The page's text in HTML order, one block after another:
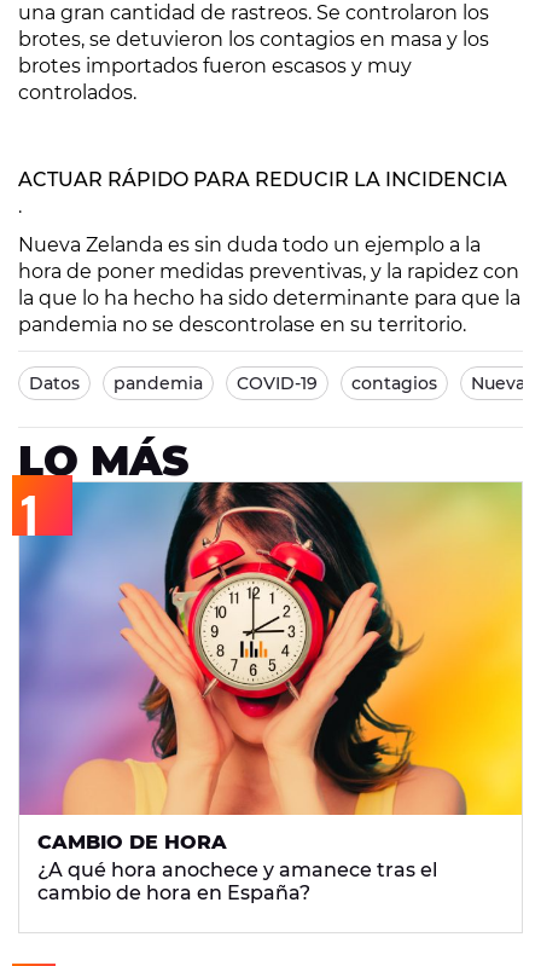
una gran cantidad de rastreos. Se controlaron los
brotes, se detuvieron los contagios en masa y los
brotes importados fueron escasos y muy
controlados.
ACTUAR RÁPIDO PARA REDUCIR LA INCIDENCIA
.
Nueva Zelanda es sin duda todo un ejemplo a la
hora de poner medidas preventivas, y la rapidez con
la que lo ha hecho ha sido determinante para que la
pandemia no se descontrolase en su territorio.
Datos pandemia COVID-19 contagios Nueva
LO MÁS
CAMBIO DE HORA
¿A qué hora anochece y amanece tras el
cambio de hora en España?